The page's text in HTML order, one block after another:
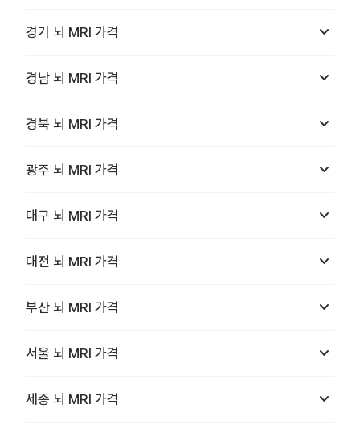
경기 뇌 MRI 가격 keyboard_arrow_down
경남 뇌 MRI 가격 keyboard_arrow_down
경북 뇌 MRI 가격 keyboard_arrow_down
광주 뇌 MRI 가격 keyboard_arrow_down
대구 뇌 MRI 가격 keyboard_arrow_down
대전 뇌 MRI 가격 keyboard_arrow_down
부산 뇌 MRI 가격 keyboard_arrow_down
서울 뇌 MRI 가격 keyboard_arrow_down
세종 뇌 MRI 가격 keyboard_arrow_down